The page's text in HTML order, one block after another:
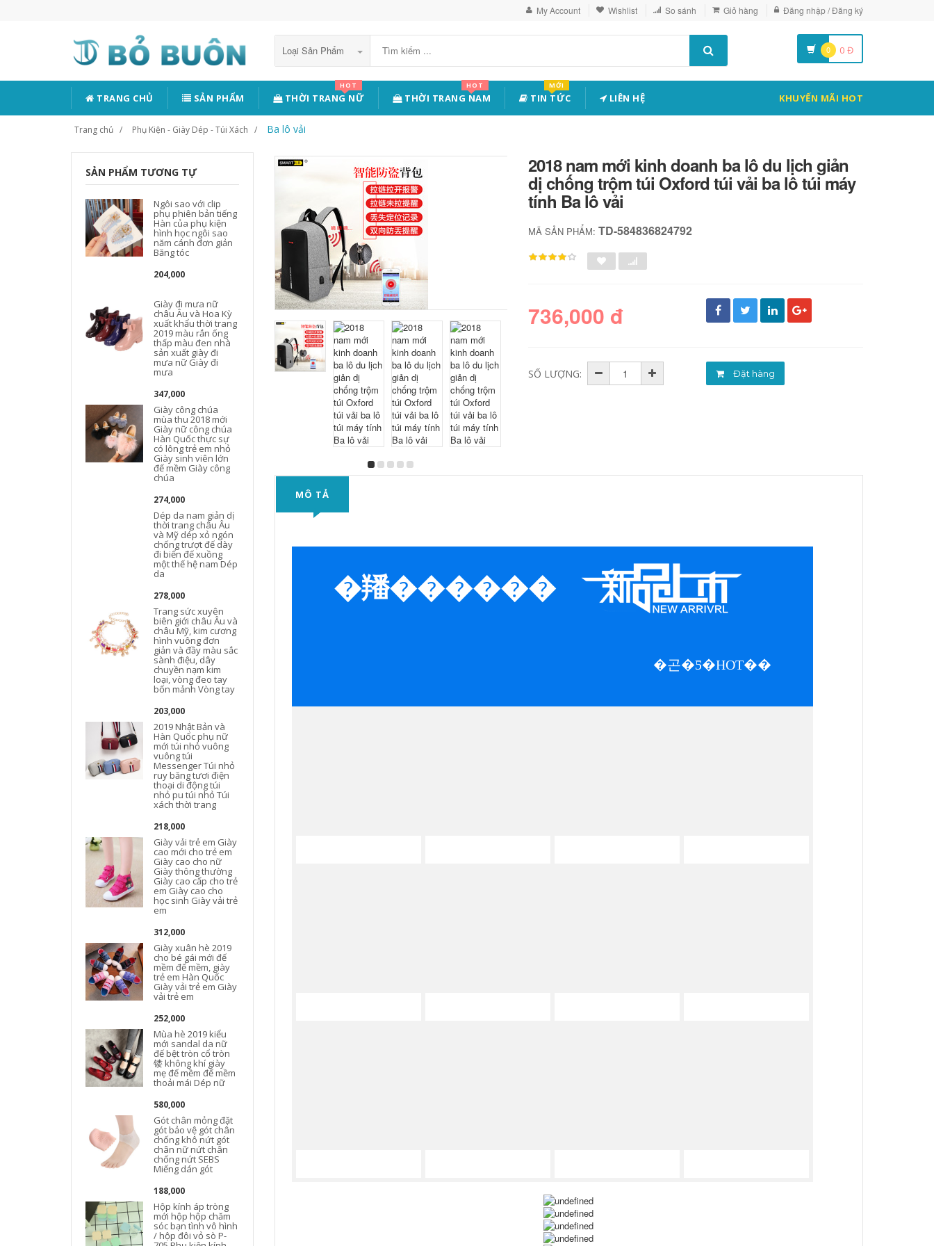
My Account Wishlist So sánh Giỏ hàng Đăng nhập / Đăng ký
Loại Sản Phẩm 0 0 Đ
TRANG CHỦ SẢN PHẨM THỜI TRANG NỮ
HOT
THỜI TRANG NAM
HOT
TIN TỨC
MỚI
LIÊN HỆ KHUYẾN MÃI HOT
Trang chủ Phụ Kiện - Giày Dép - Túi Xách Ba lô vải
SẢN PHẨM TƯƠNG TỰ
Ngôi sao với clip
phụ phiên bản tiếng
Hàn của phụ kiện
hình học ngôi sao
năm cánh đơn giản
Băng tóc
204,000
Giày đi mưa nữ
châu Âu và Hoa Kỳ
xuất khẩu thời trang
2019 màu rắn ống
thấp màu đen nhà
sản xuất giày đi
mưa nữ Giày đi
mưa
347,000
Giày công chúa
mùa thu 2018 mới
Giày nữ công chúa
Hàn Quốc thực sự
có lông trẻ em nhỏ
Giày sinh viên lớn
đế mềm Giày công
chúa
274,000
Dép da nam giản dị
thời trang châu Âu
và Mỹ dép xỏ ngón
chống trượt đế dày
đi biển đế xuồng
một thế hệ nam Dép
da
278,000
Trang sức xuyên
biên giới châu Âu và
châu Mỹ, kim cương
hình vuông đơn
giản và đầy màu sắc
sành điệu, dây
chuyền nạm kim
loại, vòng đeo tay
bốn mảnh Vòng tay
203,000
2019 Nhật Bản và
Hàn Quốc phụ nữ
mới túi nhỏ vuông
vuông túi
Messenger Túi nhỏ
ruy băng tươi điện
thoại di động túi
nhỏ pu túi nhỏ Túi
xách thời trang
218,000
Giày vải trẻ em Giày
cao mới cho trẻ em
Giày cao cho nữ
Giày thông thường
Giày cao cấp cho trẻ
em Giày cao cho
học sinh Giày vải trẻ
em
312,000
Giày xuân hè 2019
cho bé gái mới đế
mềm đế mềm, giày
trẻ em Hàn Quốc
Giày vải trẻ em Giày
vải trẻ em
252,000
Mùa hè 2019 kiểu
mới sandal da nữ
đế bệt tròn cổ tròn
镂 không khí giày
mẹ đế mềm đế mềm
thoải mái Dép nữ
580,000
Gót chân mỏng đặt
gót bảo vệ gót chân
chống khô nứt gót
chân nữ nứt chân
chống nứt SEBS
Miếng dán gót
188,000
Hộp kính áp tròng
mới hộp hộp chăm
sóc bạn tình vô hình
/ hộp đôi vỏ sò P-
2018 nam mới kinh doanh ba lô du lịch giản
dị chống trộm túi Oxford túi vải ba lô túi máy
tính Ba lô vải
MÃ SẢN PHẨM:TD-584836824792
736,000 đ
SỐ LƯỢNG: Đặt hàng
MÔ TẢ
�羳������
�곤�Ƽ�HOT��